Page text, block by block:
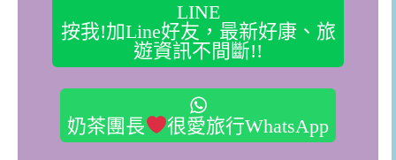
LINE
按我!加Line好友，最新好康、旅
遊資訊不間斷!!
奶茶團長 很愛旅行WhatsApp